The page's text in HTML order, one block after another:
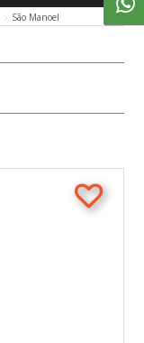
São Manoel